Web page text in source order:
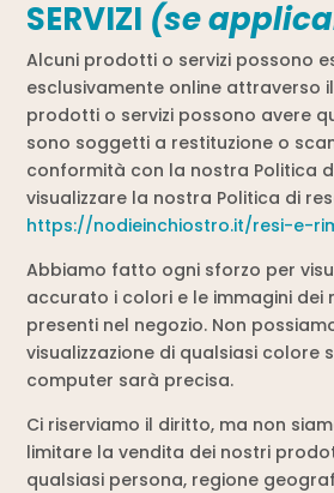
SERVIZI (se
Alcuni prodotti o servizi possono
esclusivamente online attraverso
prodotti o servizi possono avere
sono soggetti a restituzione o
conformità con la nostra Politica
visualizzare la nostra Politica di
https://nodieinchiostro.it/resi-e-
Abbiamo fatto ogni sforzo per
accurato i colori e le immagini
presenti nel negozio. Non
visualizzazione di qualsiasi colore
computer sarà precisa.
Ci riserviamo il diritto, ma non
limitare la vendita dei nostri
qualsiasi persona, regione